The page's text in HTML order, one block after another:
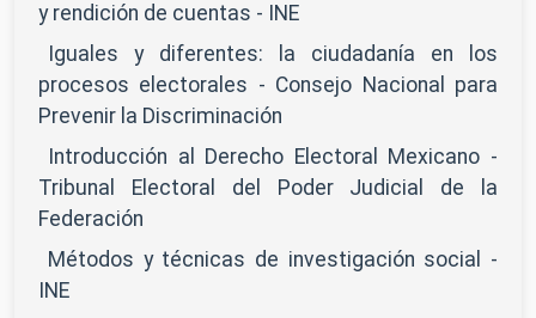
y rendición de cuentas - INE
Iguales y diferentes: la ciudadanía en los
procesos electorales - Consejo Nacional para
Prevenir la Discriminación
Introducción al Derecho Electoral Mexicano -
Tribunal Electoral del Poder Judicial de la
Federación
Métodos y técnicas de investigación social -
INE